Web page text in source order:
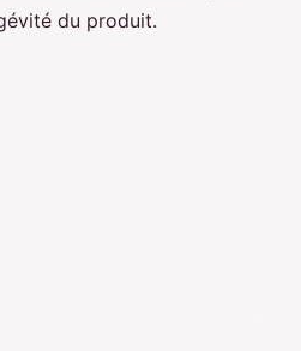
du produit.